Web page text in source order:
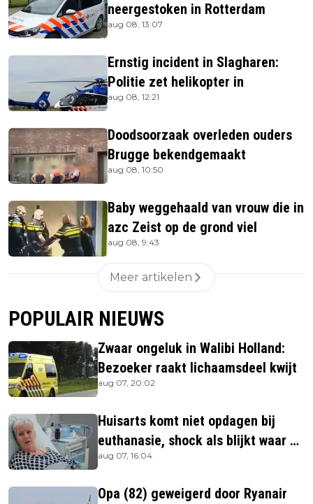
neergestoken in Rotterdam
aug 08, 13:07
Ernstig incident in Slagharen:
Politie zet helikopter in
aug 08, 12:21
Doodsoorzaak overleden ouders
Brugge bekendgemaakt
aug 08, 10:50
Baby weggehaald van vrouw die in
azc Zeist op de grond viel
aug 08, 9:43
Meer artikelen
POPULAIR NIEUWS
Zwaar ongeluk in Walibi Holland:
Bezoeker raakt lichaamsdeel kwijt
aug 07, 20:02
Huisarts komt niet opdagen bij
euthanasie, shock als blijkt waar ze
is
aug 07, 16:04
Opa (82) geweigerd door Ryanair